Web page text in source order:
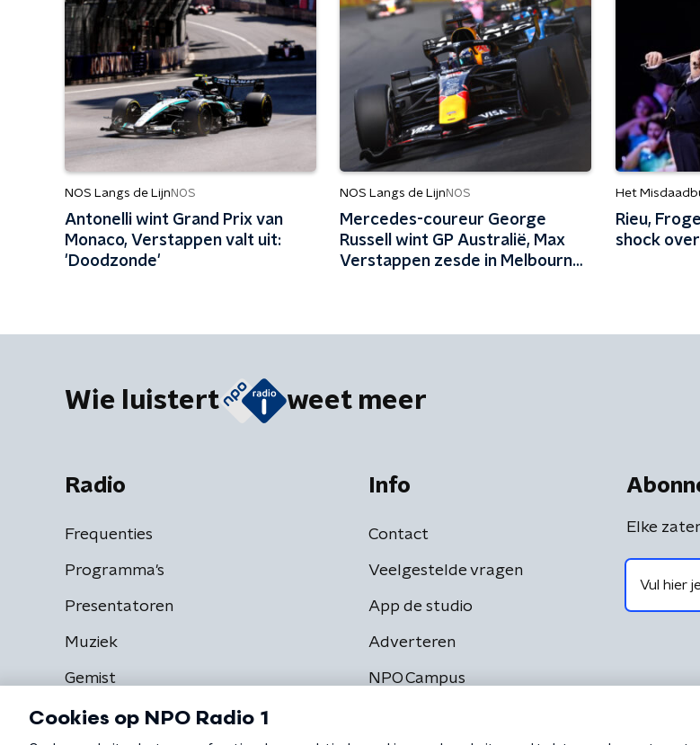
NOS Langs de Lijn NOS
Antonelli wint Grand Prix van
Monaco, Verstappen valt uit:
'Doodzonde'
NOS Langs de Lijn NOS
Mercedes-coureur George
Russell wint GP Australië, Max
Verstappen zesde in Melbourne:
Het
Rieu,
shock
Wie luistert weet meer
Radio
Frequenties
Programma's
Presentatoren
Muziek
Gemist
Info
Contact
Veelgestelde vragen
App de studio
Adverteren
NPO Campus
Elke